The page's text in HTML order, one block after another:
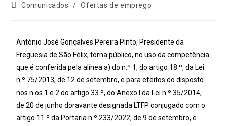
Comunicados
/ Ofertas de emprego
António José Gonçalves Pereira Pinto, Presidente da
Freguesia de São Félix, torna público, no uso da competência
que é conferida pela alínea a) do n.º 1, do artigo 18.º, da Lei
n.º 75/2013, de 12 de setembro, e para efeitos do disposto
nos n.os 1 e 2 do artigo 33.º, do Anexo I da Lei n.º 35/2014,
de 20 de junho doravante designada LTFP conjugado com o
artigo 11.º da Portaria n.º 233/2022, de 9 de setembro, e